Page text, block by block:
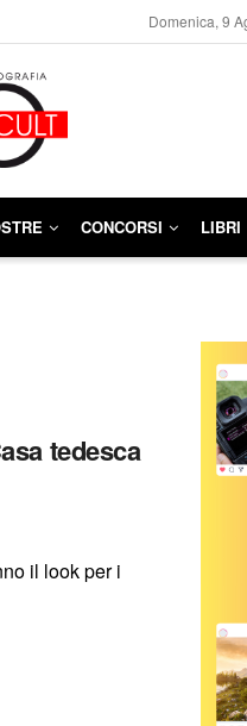
Domenica, 9
CONCORSI LIBRI
tedesca
il look per i